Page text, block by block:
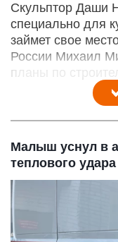
Скульптор Даши
специально для
займет свое
России Михаил
планы по
Малыш уснул в
теплового удара